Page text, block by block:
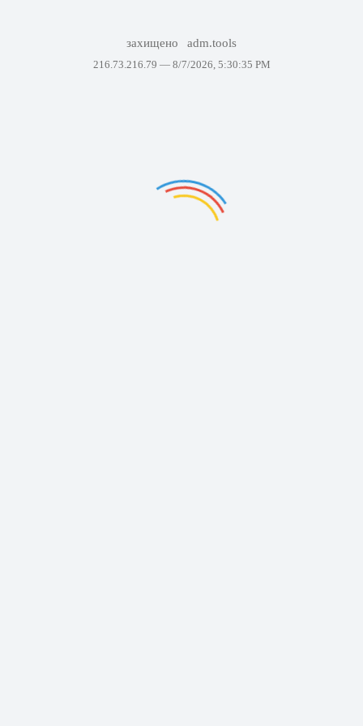
захищено adm.tools
216.73.216.79 — 8/7/2026, 5:30:35 PM